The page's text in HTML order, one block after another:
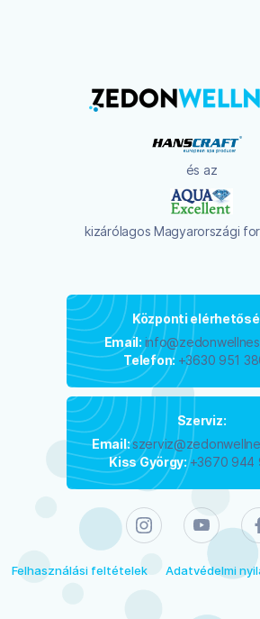
és az
kizárólagos Magyarországi
Központi
Email:
Telefon: +3630 951
Szerviz:
Email:
Kiss György:+3670 944
Felhasználási feltételek Adatvédelmi